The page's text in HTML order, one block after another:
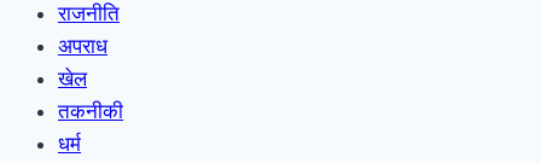
राजनीति
अपराध
खेल
तकनीकी
धर्म